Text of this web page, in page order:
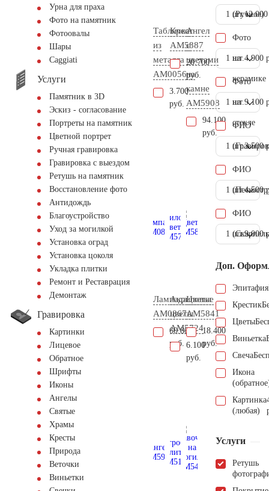
Урна для праха
Фото на памятник
Фотоовалы
Шары
Сaggiati
Услуги
Памятник в 3D
Эскиз - согласование
Портреты на памятник
Цветной портрет
Ручная гравировка
Гравировка с выездом
Ретушь на памятник
Восстановление фото
Антидождь
Благоустройство
Уход за могилкой
Установка оград
Установка цоколя
Укладка плитки
Ремонт и Реставрация
Демонтаж
Гравировка
Картинки
Лицевое
Обратное
Шрифты
Иконы
Ангелы
Святые
Храмы
Кресты
Природа
Веточки
Виньетки
Табличка
из
металла
AM0056
3.700
руб.
Крест
AM5887
20.700
руб.
Ангел
с
цветами
на
камне
AM5908
94.100
руб.
Лампада
AM0867
60.800
руб.
Акриловые
цветы
AM5724
6.100
руб.
Цветы
AM5841
18.400
руб.
(Ручное)
1 шт.
Фото
на
керамике
1 шт. 4.900
Фото
на
стекле
1 шт. 9.100
ФИО
1 шт.3.500
ФИО
1 шт.4.500
ФИО
1 шт.9.000
Доп.
Эпитафия
Крестик
Цветы
Виньетка
Свеча
Икона
Картинка
(любая)
Услуги
Ретушь